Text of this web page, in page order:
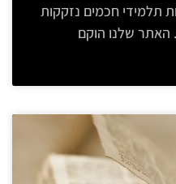
תלמידי חכמים נזקקות
האתר שלנו הוקם